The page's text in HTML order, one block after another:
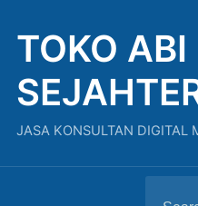
TOKO ABI
JASA KONSULTAN DIGITAL